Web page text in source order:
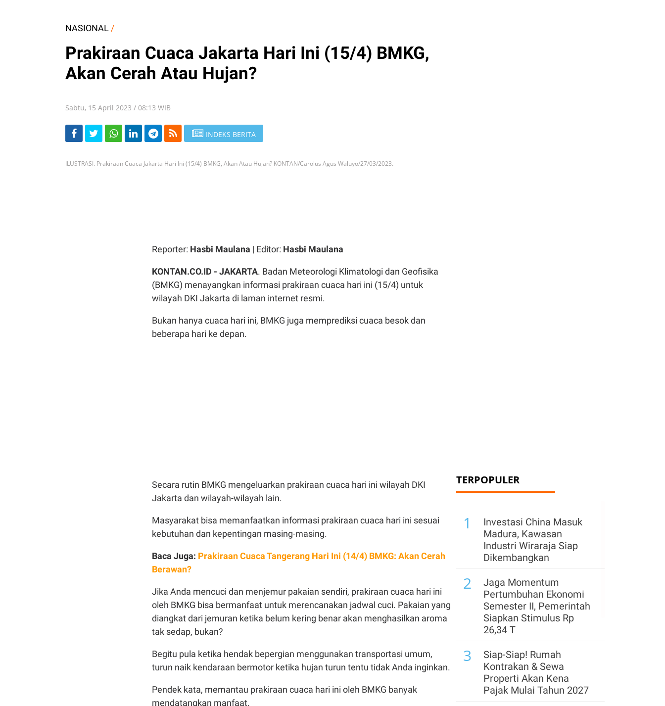
NASIONAL /
Prakiraan Cuaca Jakarta Hari Ini (15/4) BMKG,
Akan Cerah Atau Hujan?
Sabtu, 15 April 2023 / 08:13 WIB
INDEKS BERITA
ILUSTRASI. Prakiraan Cuaca Jakarta Hari Ini (15/4) BMKG, Akan Atau Hujan? KONTAN/Carolus Agus Waluyo/27/03/2023.
Reporter: Hasbi Maulana | Editor: Hasbi Maulana
KONTAN.CO.ID - JAKARTA. Badan Meteorologi Klimatologi dan Geofisika
(BMKG) menayangkan informasi prakiraan cuaca hari ini (15/4) untuk
wilayah DKI Jakarta di laman internet resmi.
Bukan hanya cuaca hari ini, BMKG juga memprediksi cuaca besok dan
beberapa hari ke depan.
Secara rutin BMKG mengeluarkan prakiraan cuaca hari ini wilayah DKI
Jakarta dan wilayah-wilayah lain.
Masyarakat bisa memanfaatkan informasi prakiraan cuaca hari ini sesuai
kebutuhan dan kepentingan masing-masing.
Baca Juga: Prakiraan Cuaca Tangerang Hari Ini (14/4) BMKG: Akan Cerah
Berawan?
Jika Anda mencuci dan menjemur pakaian sendiri, prakiraan cuaca hari ini
oleh BMKG bisa bermanfaat untuk merencanakan jadwal cuci. Pakaian yang
diangkat dari jemuran ketika belum kering benar akan menghasilkan aroma
tak sedap, bukan?
Begitu pula ketika hendak bepergian menggunakan transportasi umum,
turun naik kendaraan bermotor ketika hujan turun tentu tidak Anda inginkan.
Pendek kata, memantau prakiraan cuaca hari ini oleh BMKG banyak
mendatangkan manfaat.
TERPOPULER
1
Investasi China Masuk
Madura, Kawasan
Industri Wiraraja Siap
Dikembangkan
2
Jaga Momentum
Pertumbuhan Ekonomi
Semester II, Pemerintah
Siapkan Stimulus Rp
26,34 T
3
Siap-Siap! Rumah
Kontrakan & Sewa
Properti Akan Kena
Pajak Mulai Tahun 2027